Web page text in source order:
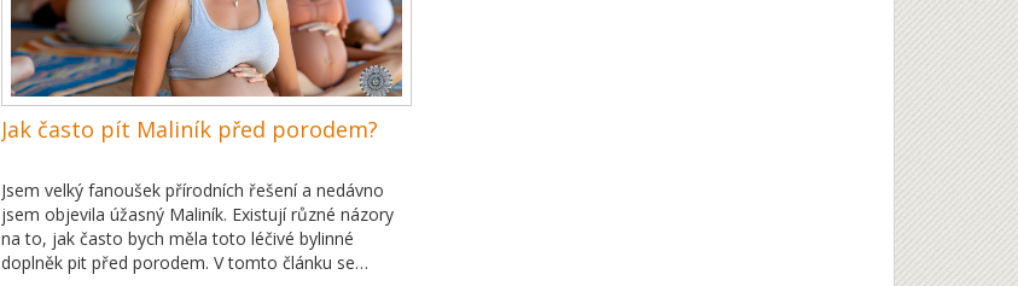
Jak často pít Maliník před porodem?
Jsem velký fanoušek přírodních řešení a nedávno
jsem objevila úžasný Maliník. Existují různé názory
na to, jak často bych měla toto léčivé bylinné
doplněk pit před porodem. V tomto článku se